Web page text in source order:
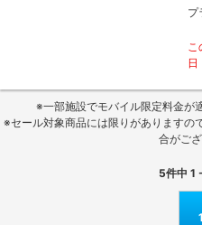
プ
こ
※一部施設でモバイル限定料金が
※セール対象商品には限りがありますの
合がござ
5件中 1
1